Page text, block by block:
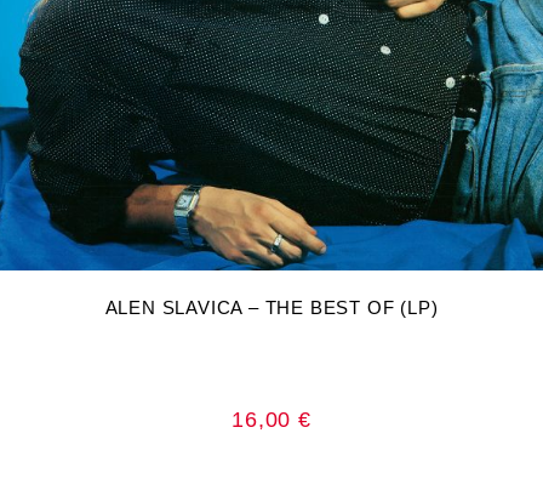
ALEN SLAVICA – THE BEST OF (LP)
16,00 €